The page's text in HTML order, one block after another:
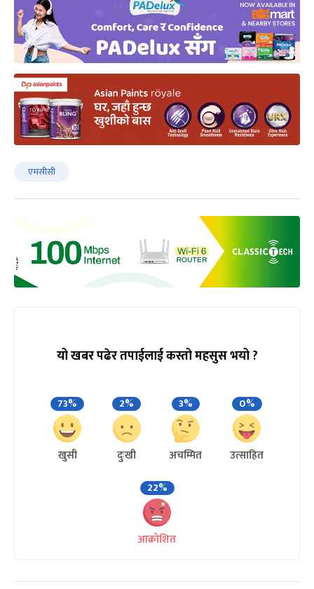
एमसीसी
यो खबर पढेर तपाईलाई कस्तो महसुस भयो ?
73%
खुसी
2%
दुःखी
3%
अचम्मित
0%
उत्साहित
22%
आक्रोशित